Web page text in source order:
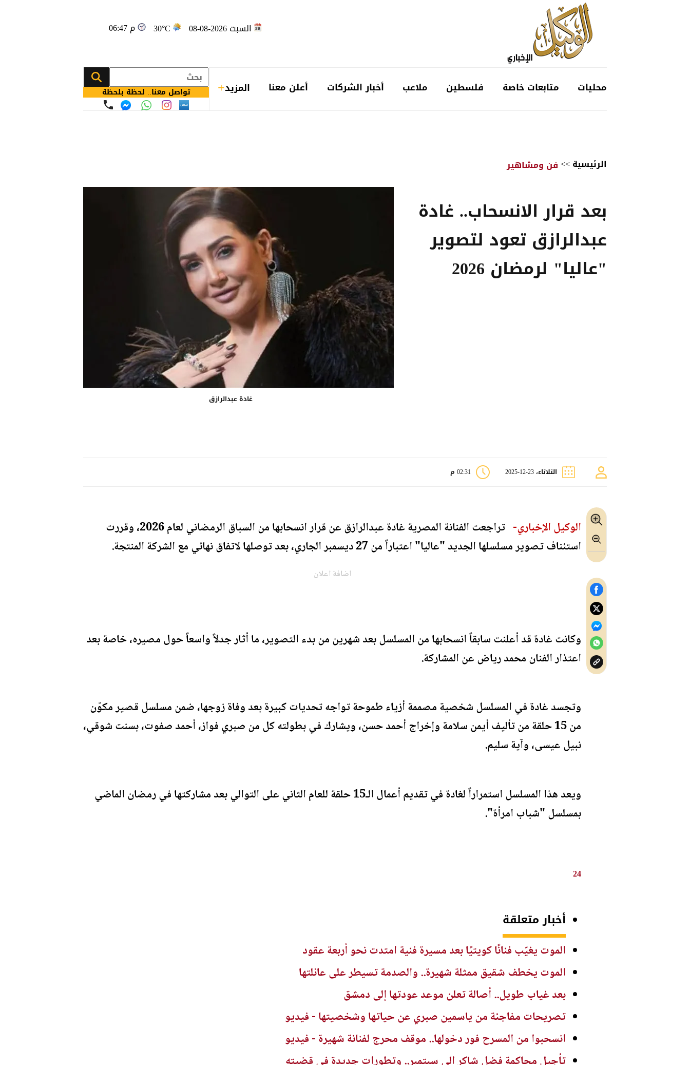
السبت 2026-08-08 30°C 06:47 م
محليات متابعات خاصة فلسطين ملاعب أخبار الشركات أعلن معنا المزيد تواصل معنا.. لحظة بلحظة
الرئيسية>>فن ومشاهير
بعد قرار الانسحاب.. غادة
عبدالرازق تعود لتصوير
"عاليا" لرمضان 2026
غادة عبدالرازق
الثلاثاء، 23-12-2025 02:31 م
الوكيل الإخباري-
تراجعت الفنانة المصرية غادة عبدالرازق عن قرار انسحابها من السباق الرمضاني لعام 2026، وقررت
استئناف تصوير مسلسلها الجديد "عاليا" اعتباراً من 27 ديسمبر الجاري، بعد توصلها لاتفاق نهائي مع الشركة المنتجة.
اضافة اعلان
وكانت غادة قد أعلنت سابقاً انسحابها من المسلسل بعد شهرين من بدء التصوير، ما أثار جدلاً واسعاً حول مصيره، خاصة بعد
اعتذار الفنان محمد رياض عن المشاركة.
وتجسد غادة في المسلسل شخصية مصممة أزياء طموحة تواجه تحديات كبيرة بعد وفاة زوجها، ضمن مسلسل قصير مكوّن
من 15 حلقة من تأليف أيمن سلامة وإخراج أحمد حسن، ويشارك في بطولته كل من صبري فواز، أحمد صفوت، بسنت شوقي،
نبيل عيسى، وآية سليم.
ويعد هذا المسلسل استمراراً لغادة في تقديم أعمال الـ15 حلقة للعام الثاني على التوالي بعد مشاركتها في رمضان الماضي
بمسلسل "شباب امرأة".
24
أخبار متعلقة
الموت يغيّب فنانًا كويتيًا بعد مسيرة فنية امتدت نحو أربعة عقود
الموت يخطف شقيق ممثلة شهيرة.. والصدمة تسيطر على عائلتها
بعد غياب طويل.. أصالة تعلن موعد عودتها إلى دمشق
تصريحات مفاجئة من ياسمين صبري عن حياتها وشخصيتها - فيديو
انسحبوا من المسرح فور دخولها.. موقف محرج لفنانة شهيرة - فيديو